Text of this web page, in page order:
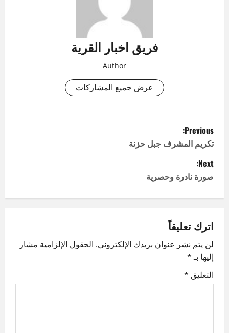
فريق اخبار القرية
Author
عرض جميع المشاركات
P
o
s
a
v
i
Previous:
تكريم المشرف جبل حزنة
Next:
صورة نادرة وحصرية
اترك تعليقاً
لن يتم نشر عنوان بريدك الإلكتروني. الحقول الإلزامية مشار
إليها بـ*
التعليق *